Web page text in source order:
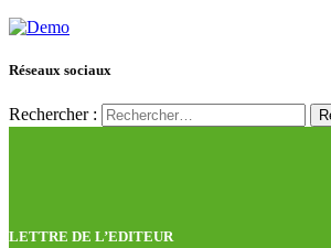
Réseaux sociaux
Rechercher :
LETTRE DE L’EDITEUR